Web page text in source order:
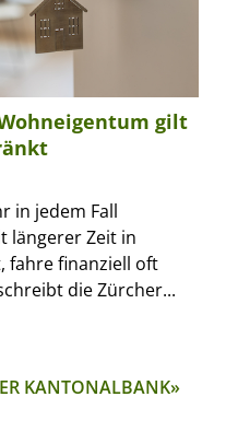
gilt
in jedem Fall
längerer Zeit in
fahre finanziell oft
die Zürcher...
KANTONALBANK»